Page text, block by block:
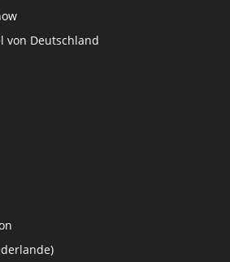
von Deutschland